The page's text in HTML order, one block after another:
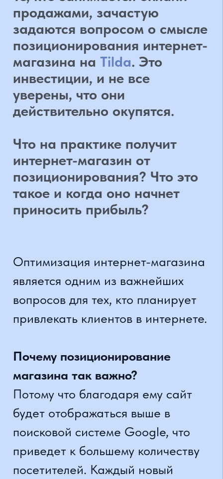
Что на практике получит
интернет-магазин от
позиционирования? Что это
такое и когда оно начнет
приносить прибыль?
Оптимизация интернет-магазина
является одним из важнейших
привлекать клиентов в интернете.
Почему позиционирование
магазина так важно?
Потому что благодаря ему сайт
будет отображаться выше в
посетителей. Каждый новый
пользователь - это потенциальная
возможность увеличения прибыли
и дальнейшего развития бизнеса.
Что такое позиционирование
Как позиционировать интернет-
обратиться к опытному SEO-
специалисту, который быстро
оценит положение сайта. Он
проведет детальный анализ
сайта, а также изучит
конкуренцию и ключевые слова.